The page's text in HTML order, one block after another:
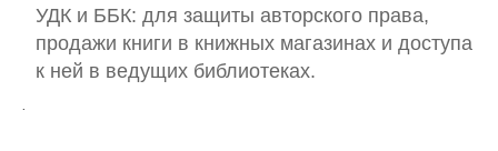
УДК и ББК: для защиты авторского права,
продажи книги в книжных магазинах и доступа
к ней в ведущих библиотеках.
.